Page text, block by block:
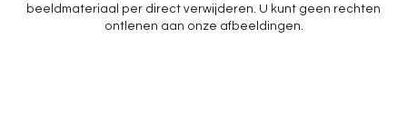
beeldmateriaal per direct verwijderen. U kunt geen rechten
ontlenen aan onze afbeeldingen.